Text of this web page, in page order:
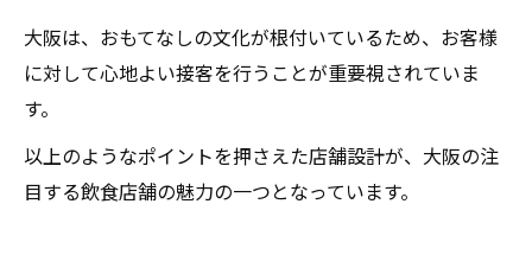
大阪は、おもてなしの文化が根付いているため、お客様
に対して心地よい接客を行うことが重要視されていま
す。
以上のようなポイントを押さえた店舗設計が、大阪の注
目する飲食店舗の魅力の一つとなっています。